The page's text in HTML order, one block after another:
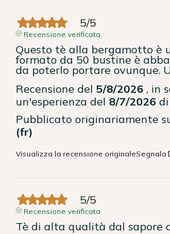
5/5
Recensione verificata
Questo tè alla bergamotto è
formato da 50 bustine è
da poterlo portare ovunque.
Recensione del 5/8/2026 , in
un'esperienza del 8/7/2026 di
Pubblicato originariamente
(fr)
Visualizza la recensione originaleSegnala
5/5
Recensione verificata
Tè di alta qualità dal sapore